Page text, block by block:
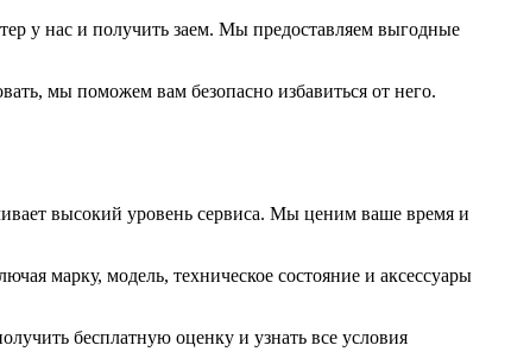
у нас и получить заем. Мы предоставляем выгодные
мы поможем вам безопасно избавиться от него.
высокий уровень сервиса. Мы ценим ваше время и
марку, модель, техническое состояние и аксессуары
бесплатную оценку и узнать все условия